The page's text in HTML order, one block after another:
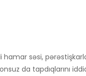
səsi,
da tapdıqlarını